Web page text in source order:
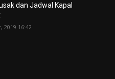
dan Jadwal Kapal
2019 16:42